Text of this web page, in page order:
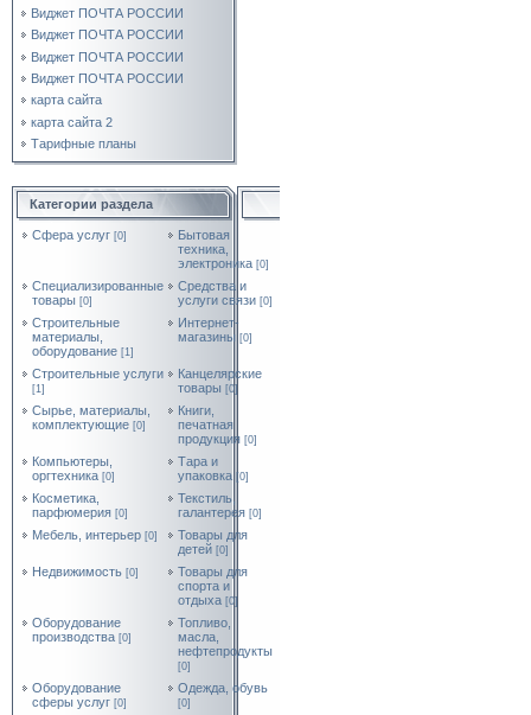
Виджет ПОЧТА РОССИИ
Виджет ПОЧТА РОССИИ
Виджет ПОЧТА РОССИИ
Виджет ПОЧТА РОССИИ
карта сайта
карта сайта 2
Тарифные планы
Категории раздела
Cфера услуг [0]
Бытовая
техника,
электроника [0]
Специализированные
товары [0]
Средства и
услуги связи [0]
Строительные
материалы,
оборудование [1]
Интернет-
магазины [0]
Строительные услуги
[1]
Канцелярские
товары [0]
Сырье, материалы,
комплектующие [0]
Книги,
печатная
продукция [0]
Компьютеры,
оргтехника [0]
Тара и
упаковка [0]
Косметика,
парфюмерия [0]
Текстиль,
галантерея [0]
Мебель, интерьер [0]
Товары для
детей [0]
Недвижимость [0]
Товары для
спорта и
отдыха [0]
Оборудование
производства [0]
Топливо,
масла,
нефтепродукты
[0]
Оборудование
сферы услуг [0]
Одежда, обувь
[0]